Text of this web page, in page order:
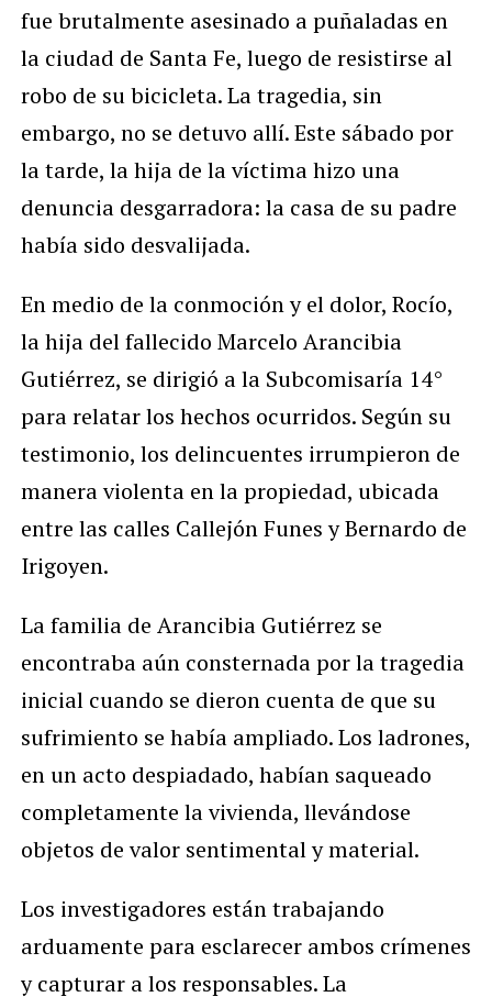
fue brutalmente asesinado a puñaladas en
la ciudad de Santa Fe, luego de resistirse al
robo de su bicicleta. La tragedia, sin
embargo, no se detuvo allí. Este sábado por
la tarde, la hija de la víctima hizo una
denuncia desgarradora: la casa de su padre
había sido desvalijada.
En medio de la conmoción y el dolor, Rocío,
la hija del fallecido Marcelo Arancibia
Gutiérrez, se dirigió a la Subcomisaría 14°
para relatar los hechos ocurridos. Según su
testimonio, los delincuentes irrumpieron de
manera violenta en la propiedad, ubicada
entre las calles Callejón Funes y Bernardo de
Irigoyen.
La familia de Arancibia Gutiérrez se
encontraba aún consternada por la tragedia
inicial cuando se dieron cuenta de que su
sufrimiento se había ampliado. Los ladrones,
en un acto despiadado, habían saqueado
completamente la vivienda, llevándose
objetos de valor sentimental y material.
Los investigadores están trabajando
arduamente para esclarecer ambos crímenes
y capturar a los responsables. La